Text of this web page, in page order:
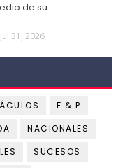
de su
Jul 31, 2026
F & P
NACIONALES
SUCESOS